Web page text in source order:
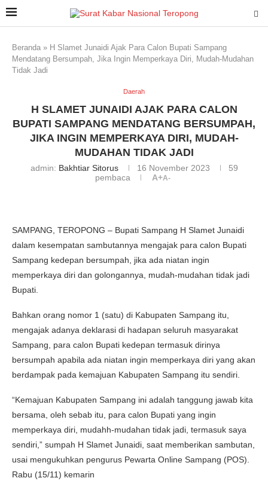
Beranda » H Slamet Junaidi Ajak Para Calon Bupati Sampang
Mendatang Bersumpah, Jika Ingin Memperkaya Diri, Mudah-Mudahan
Tidak Jadi
Daerah
H SLAMET JUNAIDI AJAK PARA CALON
BUPATI SAMPANG MENDATANG BERSUMPAH,
JIKA INGIN MEMPERKAYA DIRI, MUDAH-
MUDAHAN TIDAK JADI
admin: Bakhtiar Sitorus 16 November 2023
59
pembaca
A+A-
SAMPANG, TEROPONG – Bupati Sampang H Slamet Junaidi
dalam kesempatan sambutannya mengajak para calon Bupati
Sampang kedepan bersumpah, jika ada niatan ingin
memperkaya diri dan golongannya, mudah-mudahan tidak jadi
Bupati.
Bahkan orang nomor 1 (satu) di Kabupaten Sampang itu,
mengajak adanya deklarasi di hadapan seluruh masyarakat
Sampang, para calon Bupati kedepan termasuk dirinya
bersumpah apabila ada niatan ingin memperkaya diri yang akan
berdampak pada kemajuan Kabupaten Sampang itu sendiri.
“Kemajuan Kabupaten Sampang ini adalah tanggung jawab kita
bersama, oleh sebab itu, para calon Bupati yang ingin
memperkaya diri, mudahh-mudahan tidak jadi, termasuk saya
sendiri,” sumpah H Slamet Junaidi, saat memberikan sambutan,
usai mengukuhkan pengurus Pewarta Online Sampang (POS).
Rabu (15/11) kemarin